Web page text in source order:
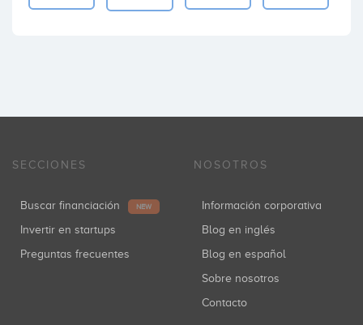
SECCIONES
Buscar financiación NEW
Invertir en startups
Preguntas frecuentes
NOSOTROS
Información corporativa
Blog en inglés
Blog en español
Sobre nosotros
Contacto